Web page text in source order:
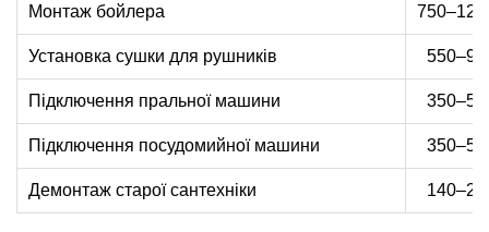
Монтаж бойлера
Установка сушки для рушників
Підключення пральної машини
Підключення посудомийної машини
Демонтаж старої сантехніки